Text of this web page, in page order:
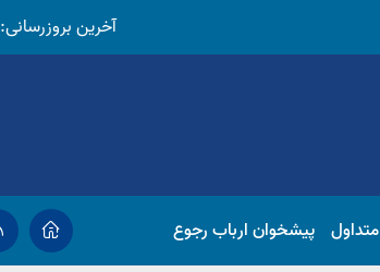
آخرین بروزرسانی:
پیشخوان ارباب رجوع